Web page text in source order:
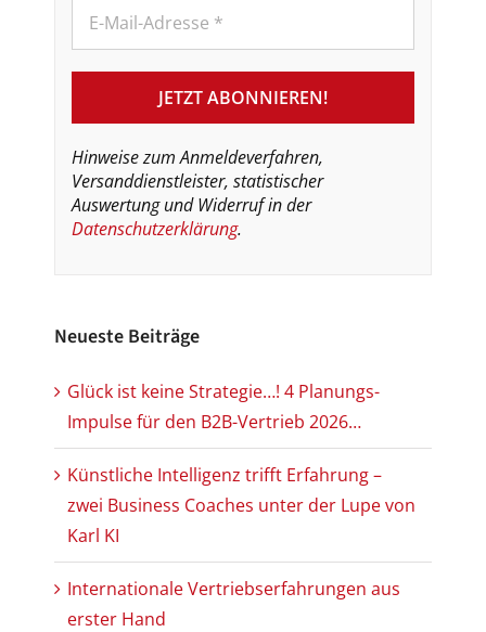
Hinweise zum Anmeldeverfahren,
Versanddienstleister, statistischer
Auswertung und Widerruf in der
Datenschutzerklärung.
Neueste Beiträge
Glück ist keine Strategie…! 4 Planungs-
Impulse für den B2B-Vertrieb 2026…
Künstliche Intelligenz trifft Erfahrung –
zwei Business Coaches unter der Lupe von
Karl KI
Internationale Vertriebserfahrungen aus
erster Hand